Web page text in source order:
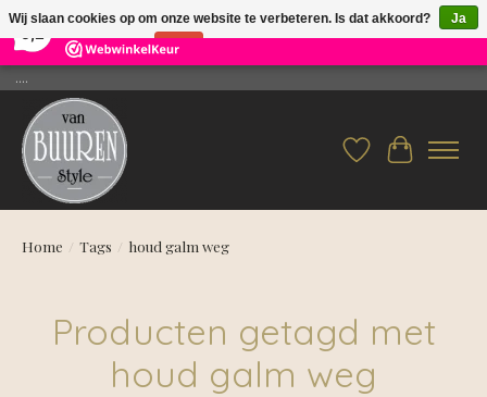
26 Reviews ×
....
Verlanglijst
Home / Tags / houd galm weg
Producten getagd met
houd galm weg
Wij slaan cookies op om onze website te verbeteren. Is dat akkoord?
Ja
Nee